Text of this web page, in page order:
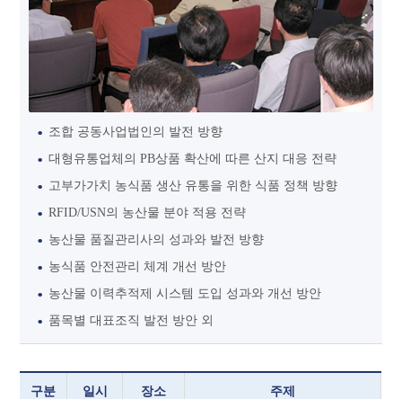
조합 공동사업법인의 발전 방향
대형유통업체의 PB상품 확산에 따른 산지 대응 전략
고부가가치 농식품 생산 유통을 위한 식품 정책 방향
RFID/USN의 농산물 분야 적용 전략
농산물 품질관리사의 성과와 발전 방향
농식품 안전관리 체계 개선 방안
농산물 이력추적제 시스템 도입 성과와 개선 방안
품목별 대표조직 발전 방안 외
구분 일시 장소 주제